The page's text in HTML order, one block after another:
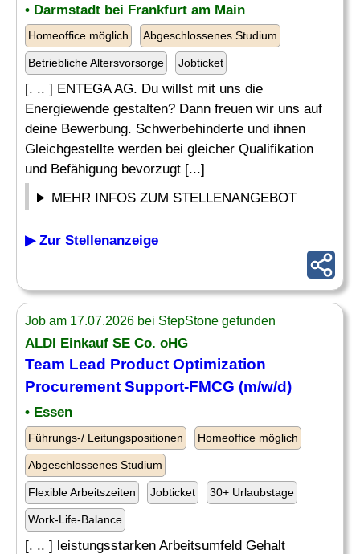
• Darmstadt bei Frankfurt am Main
Homeoffice möglich Abgeschlossenes Studium
Betriebliche Altersvorsorge Jobticket
[. .. ] ENTEGA AG. Du willst mit uns die
Energiewende gestalten? Dann freuen wir uns auf
deine Bewerbung. Schwerbehinderte und ihnen
Gleichgestellte werden bei gleicher Qualifikation
und Befähigung bevorzugt [...]
MEHR INFOS ZUM STELLENANGEBOT
▶ Zur Stellenanzeige
Job am 17.07.2026 bei StepStone gefunden
ALDI Einkauf SE Co. oHG
Team Lead Product Optimization
Procurement Support-FMCG (m/w/d)
• Essen
Führungs-/ Leitungspositionen Homeoffice möglich
Abgeschlossenes Studium
Flexible Arbeitszeiten Jobticket 30+ Urlaubstage
Work-Life-Balance
[. .. ] leistungsstarken Arbeitsumfeld Gehalt